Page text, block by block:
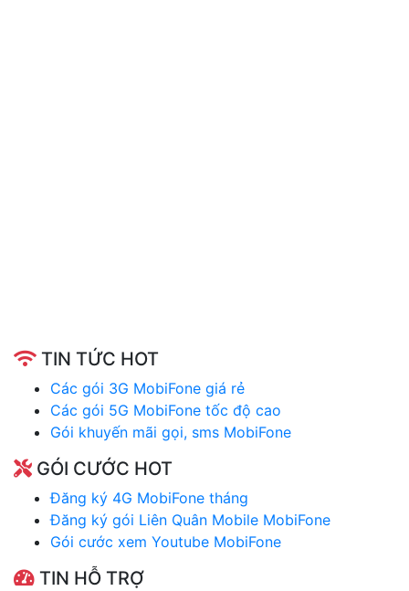
TIN TỨC HOT
Các gói 3G MobiFone giá rẻ
Các gói 5G MobiFone tốc độ cao
Gói khuyến mãi gọi, sms MobiFone
GÓI CƯỚC HOT
Đăng ký 4G MobiFone tháng
Đăng ký gói Liên Quân Mobile MobiFone
Gói cước xem Youtube MobiFone
TIN HỖ TRỢ